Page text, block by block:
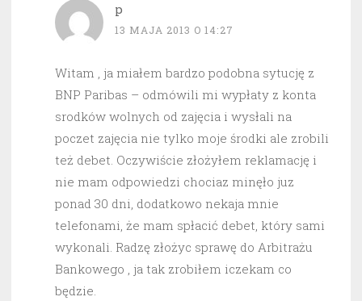
p
13 MAJA 2013 O 14:27
Witam , ja miałem bardzo podobna sytucję z
BNP Paribas – odmówili mi wypłaty z konta
srodków wolnych od zajęcia i wysłali na
poczet zajęcia nie tylko moje środki ale zrobili
też debet. Oczywiście złożyłem reklamację i
nie mam odpowiedzi chociaz minęło juz
ponad 30 dni, dodatkowo nekaja mnie
telefonami, że mam spłacić debet, który sami
wykonali. Radzę złożyc sprawę do Arbitrażu
Bankowego , ja tak zrobiłem iczekam co
będzie.